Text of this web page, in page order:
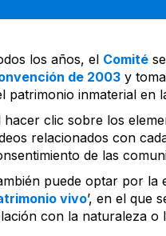
los años, el Comitése
de 2003y
patrimonio inmaterial en
hacer clic sobre los
relacionados con
de las
puede optar por la
vivo’, en el que
con la naturaleza o